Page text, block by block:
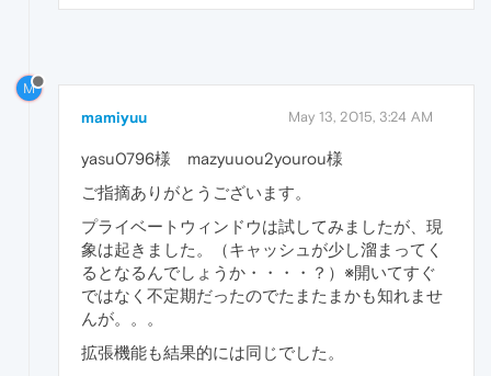
M
mamiyuu May 13, 2015, 3:24 AM
yasu0796様 mazyuuou2yourou様
ご指摘ありがとうございます。
プライベートウィンドウは試してみましたが、現
象は起きました。（キャッシュが少し溜まってく
るとなるんでしょうか・・・・？）※開いてすぐ
ではなく不定期だったのでたまたまかも知れませ
んが。。。
拡張機能も結果的には同じでした。